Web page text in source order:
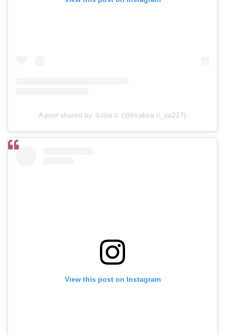
A post shared by ☺︎risa☺︎ (@kirakira.ri_sa227)
View this post on Instagram